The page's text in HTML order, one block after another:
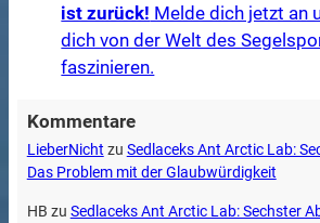
ist zurück! Melde dich jetzt an
dich von der Welt des
faszinieren.
Kommentare
LieberNicht zu Sedlaceks Ant Arctic Lab:
Das Problem mit der Glaubwürdigkeit
HB zu Sedlaceks Ant Arctic Lab: Sechster